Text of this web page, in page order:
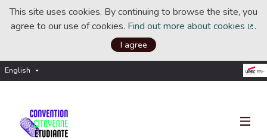
This site uses cookies. By continuing to browse the site, you
agree to our use of cookies. Find out more about cookies .
I agree
English Choisir la langue